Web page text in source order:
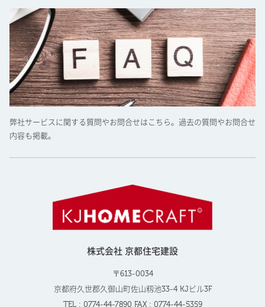
弊社サービスに関する質問やお問合せはこちら。過去の質問やお問合せ
内容も掲載。
株式会社 京都住宅建設
〒613-0034
京都府久世郡久御山町佐山籾池33-4 KJビル3F
TEL : 0774-44-7890 FAX : 0774-44-5359